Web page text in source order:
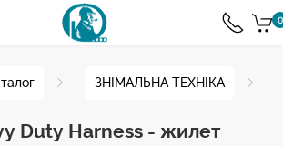
0
ЗНІМАЛЬНА ТЕХНІКА
Duty Harness - жилет